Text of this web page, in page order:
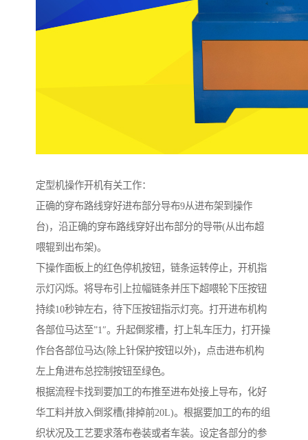
定型机操作开机有关工作：
正确的穿布路线穿好进布部分导布9从进布架到操作
台)，沿正确的穿布路线穿好出布部分的导带(从出布超
喂辊到出布架)。
下操作面板上的红色停机按钮，链条运转停止，开机指
示灯闪烁。将导布引上拉幅链条并压下超喂轮下压按钮
持续10秒钟左右，待下压按钮指示灯亮。打开进布机构
各部位马达至”1″。升起倒浆槽，打上轧车压力，打开操
作台各部位马达(除上针保护按钮以外)，点击进布机构
左上角进布总控制按钮至绿色。
根据流程卡找到要加工的布推至进布处接上导布，化好
华工料并放入倒浆槽(排掉前20L)。根据要加工的布的组
织状况及工艺要求落布卷装或者车装。设定各部分的参